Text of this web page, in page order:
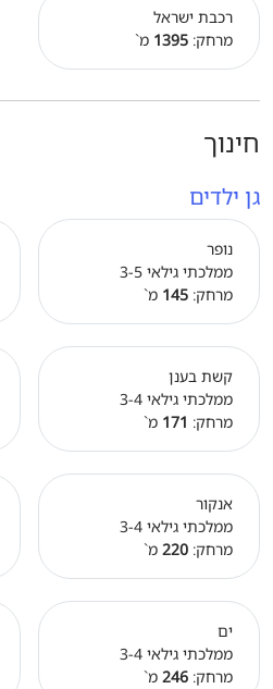
רכבת ישראל
מרחק: 1395 מ`
חינוך
גן ילדים
נופר
ממלכתי גילאי 3-5
מרחק: 145 מ`
קשת בענן
ממלכתי גילאי 3-4
מרחק: 171 מ`
אנקור
ממלכתי גילאי 3-4
מרחק: 220 מ`
ים
ממלכתי גילאי 3-4
מרחק: 246 מ`